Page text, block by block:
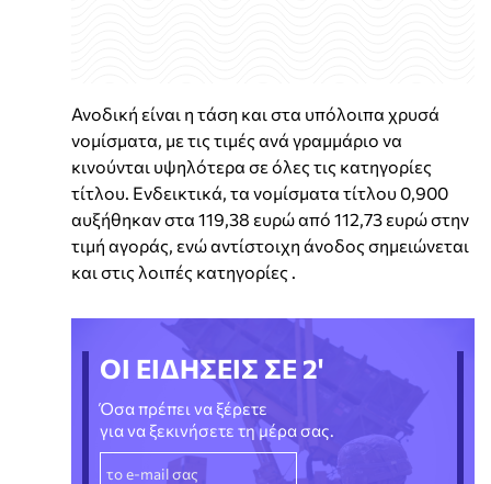
Ανοδική είναι η τάση και στα υπόλοιπα χρυσά
νομίσματα, με τις τιμές ανά γραμμάριο να
κινούνται υψηλότερα σε όλες τις κατηγορίες
τίτλου. Ενδεικτικά, τα νομίσματα τίτλου 0,900
αυξήθηκαν στα 119,38 ευρώ από 112,73 ευρώ στην
τιμή αγοράς, ενώ αντίστοιχη άνοδος σημειώνεται
και στις λοιπές κατηγορίες .
ΟΙ ΕΙΔΗΣΕΙΣ ΣΕ 2'
Όσα πρέπει να ξέρετε
για να ξεκινήσετε τη μέρα σας.